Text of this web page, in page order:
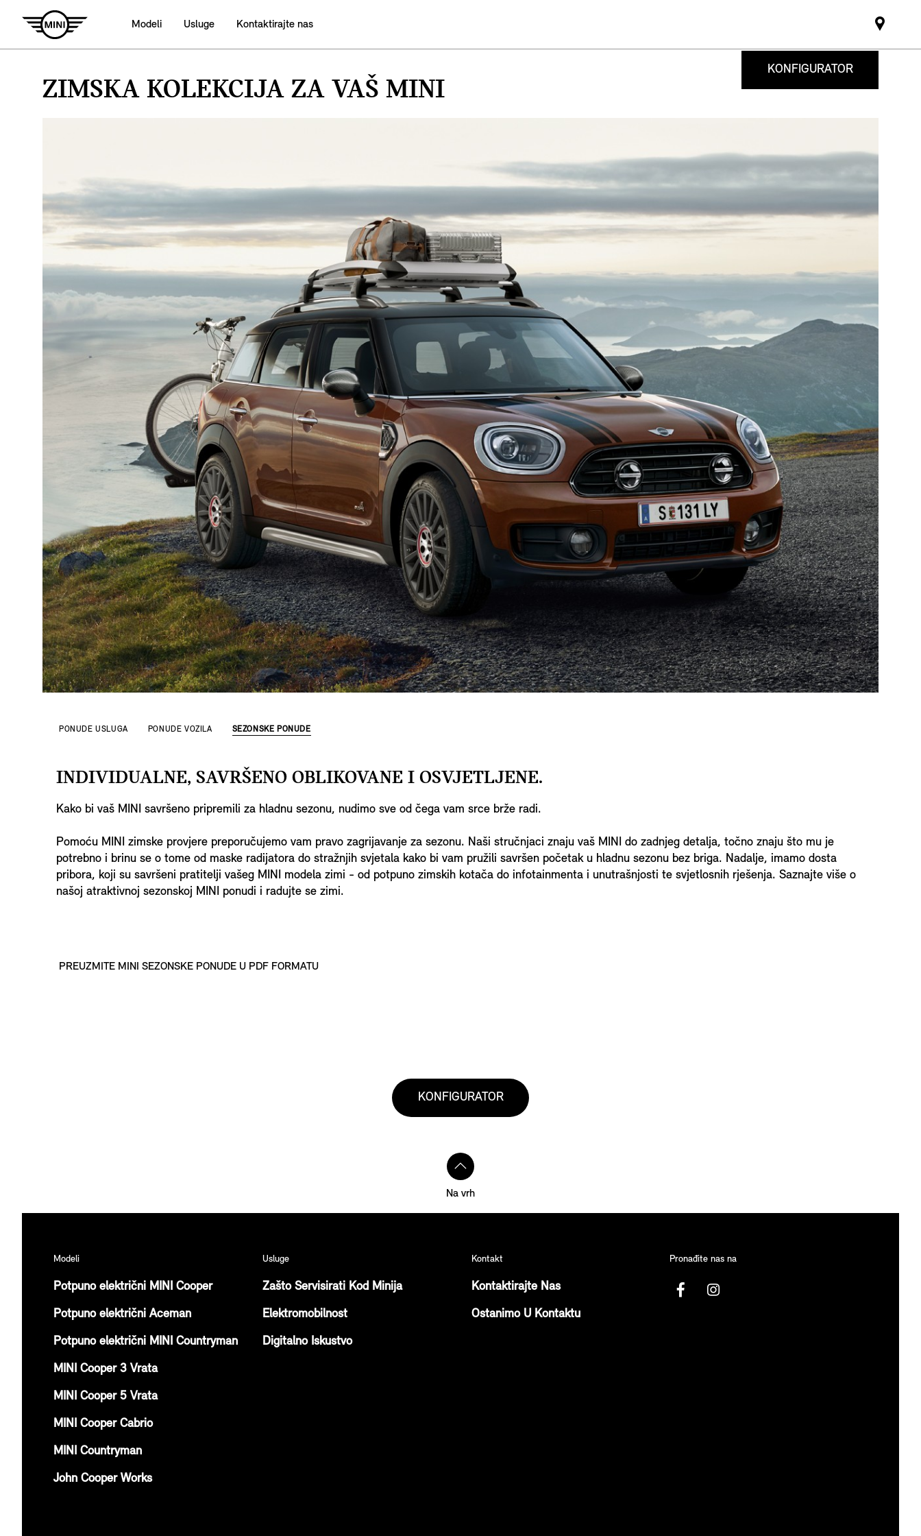
Modeli Usluge Kontaktirajte nas
Mini
dealer
KONFIGURATOR
ZIMSKA KOLEKCIJA ZA VAŠ MINI
PONUDE USLUGA PONUDE VOZILA SEZONSKE PONUDE
INDIVIDUALNE, SAVRŠENO OBLIKOVANE I OSVJETLJENE.
Kako bi vaš MINI savršeno pripremili za hladnu sezonu, nudimo sve od čega vam srce brže radi.
Pomoću MINI zimske provjere preporučujemo vam pravo zagrijavanje za sezonu. Naši stručnjaci znaju vaš MINI do zadnjeg detalja, točno znaju što mu je
potrebno i brinu se o tome od maske radijatora do stražnjih svjetala kako bi vam pružili savršen početak u hladnu sezonu bez briga. Nadalje, imamo dosta
pribora, koji su savršeni pratitelji vašeg MINI modela zimi - od potpuno zimskih kotača do infotainmenta i unutrašnjosti te svjetlosnih rješenja. Saznajte više o
našoj atraktivnoj sezonskoj MINI ponudi i radujte se zimi.
PREUZMITE MINI SEZONSKE PONUDE U PDF FORMATU
KONFIGURATOR
Na vrh
Modeli
Potpuno električni MINI Cooper
Potpuno električni Aceman
Potpuno električni MINI Countryman
MINI Cooper 3 Vrata
MINI Cooper 5 Vrata
MINI Cooper Cabrio
MINI Countryman
John Cooper Works
Usluge
Zašto Servisirati Kod Minija
Elektromobilnost
Digitalno Iskustvo
Kontakt
Kontaktirajte Nas
Ostanimo U Kontaktu
Pronađite nas na